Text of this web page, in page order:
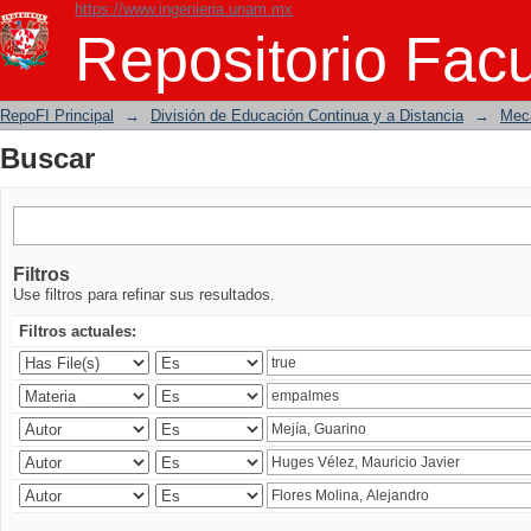
https://www.ingenieria.unam.mx
Repositorio
Buscar
RepoFI Principal → División de Educación Continua y a Distancia →
Buscar
Filtros
Use filtros para refinar sus resultados.
Filtros actuales: